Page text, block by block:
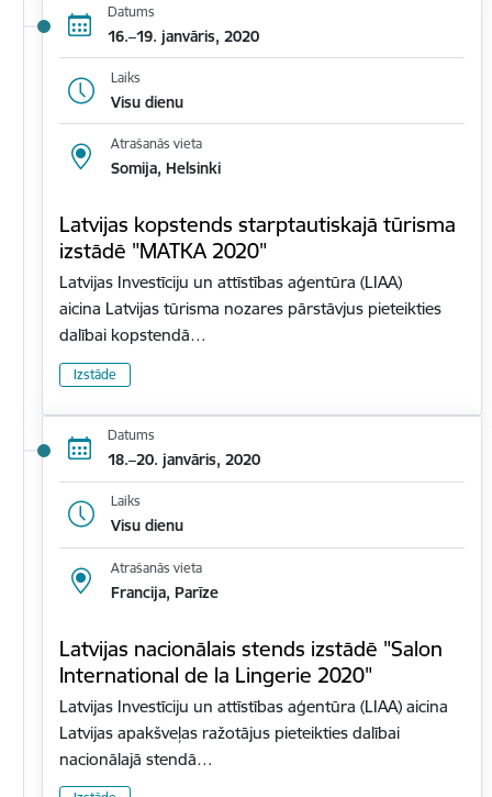
Datums
16.–19. janvāris, 2020
Laiks
Visu dienu
Atrašanās vieta
Somija, Helsinki
Latvijas kopstends starptautiskajā tūrisma
izstādē "MATKA 2020"
Latvijas Investīciju un attīstības aģentūra (LIAA)
aicina Latvijas tūrisma nozares pārstāvjus pieteikties
dalībai kopstendā…
Izstāde
Datums
18.–20. janvāris, 2020
Laiks
Visu dienu
Atrašanās vieta
Francija, Parīze
Latvijas nacionālais stends izstādē "Salon
International de la Lingerie 2020"
Latvijas Investīciju un attīstības aģentūra (LIAA) aicina
Latvijas apakšveļas ražotājus pieteikties dalībai
nacionālajā stendā…